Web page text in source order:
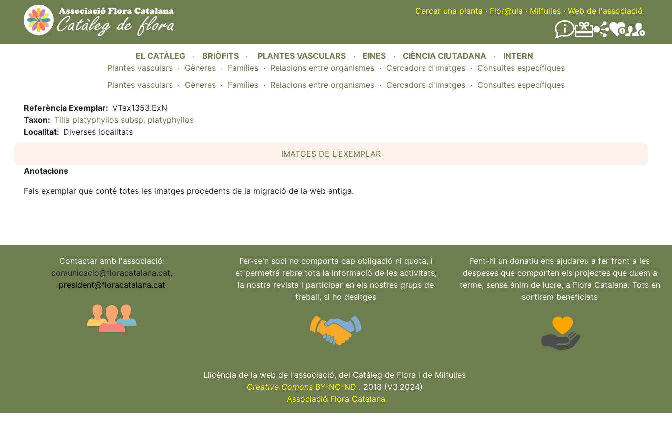
Cercar una planta · Flor@ula · Milfulles · Web de l'associació
EL CATÀLEG · BRIÒFITS · PLANTES VASCULARS · EINES · CIÈNCIA CIUTADANA · INTERN
Plantes vasculars· Gèneres· Famílies· Relacions entre organismes· Cercadors d'imatges· Consultes específiques
Plantes vasculars· Gèneres· Famílies· Relacions entre organismes· Cercadors d'imatges· Consultes específiques
Referència Exemplar
VTax1353.ExN
Taxon
Tilia platyphyllos subsp. platyphyllos
Localitat
Diverses localitats
IMATGES DE L'EXEMPLAR
Anotacions
Fals exemplar que conté totes les imatges procedents de la migració de la web antiga.
Contactar amb l'associació:
comunicacio@floracatalana.cat,
president@floracatalana.cat
Fer-se'n soci no comporta cap obligació ni quota, i
et permetrà rebre tota la informació de les activitats,
la nostra revista i participar en els nostres grups de
treball, si ho desitges
Fent-hi un donatiu ens ajudareu a fer front a les
despeses que comporten els projectes que duem a
terme, sense ànim de lucre, a Flora Catalana. Tots en
sortirem beneficiats
Llicència de la web de l'associació, del Catàleg de Flora i de Milfulles
Creative ComonsBY-NC-ND . 2018 (V3.2024)
Associació Flora Catalana